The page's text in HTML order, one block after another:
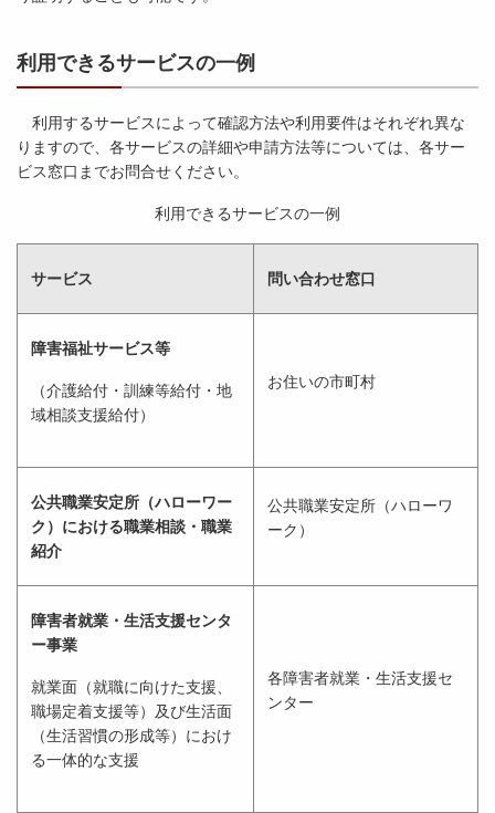
利用できるサービスの一例
利用するサービスによって確認方法や利用要件はそれぞれ異な
りますので、各サービスの詳細や申請方法等については、各サー
ビス窓口までお問合せください。
利用できるサービスの一例
サービス 問い合わせ窓口
障害福祉サービス等
（介護給付・訓練等給付・地
域相談支援給付）
お住いの市町村
公共職業安定所（ハローワー
ク）における職業相談・職業
紹介
公共職業安定所（ハローワ
ーク）
障害者就業・生活支援センタ
ー事業
就業面（就職に向けた支援、
職場定着支援等）及び生活面
（生活習慣の形成等）におけ
る一体的な支援
各障害者就業・生活支援セ
ンター